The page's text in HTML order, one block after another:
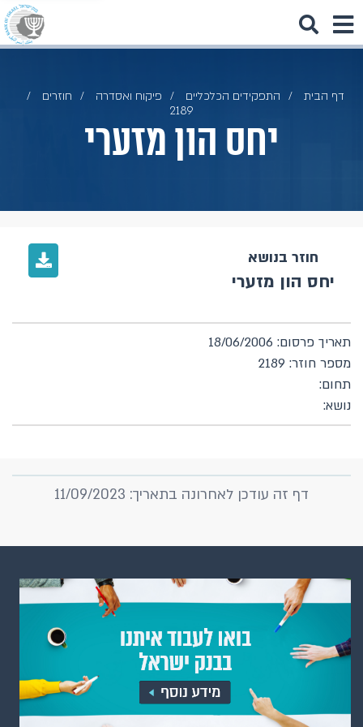
דף הבית התפקידים הכלכליים פיקוח ואסדרה
חוזרים
2189
יחס הון מזערי
חוזר בנושא
יחס הון מזערי
תאריך פרסום: 18/06/2006
מספר חוזר: 2189
תחום:
נושא:
דף זה עודכן לאחרונה בתאריך: 11/09/2023